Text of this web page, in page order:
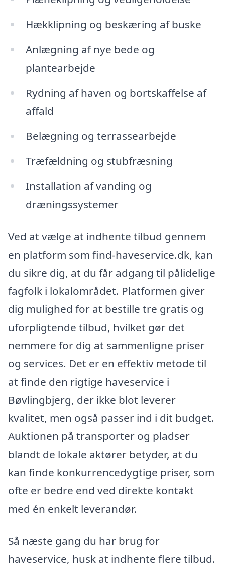
Hækklipning og beskæring af buske
Anlægning af nye bede og
plantearbejde
Rydning af haven og bortskaffelse af
affald
Belægning og terrassearbejde
Træfældning og stubfræsning
Installation af vanding og
dræningssystemer
Ved at vælge at indhente tilbud gennem
en platform som find-haveservice.dk, kan
du sikre dig, at du får adgang til pålidelige
fagfolk i lokalområdet. Platformen giver
dig mulighed for at bestille tre gratis og
uforpligtende tilbud, hvilket gør det
nemmere for dig at sammenligne priser
og services. Det er en effektiv metode til
at finde den rigtige haveservice i
Bøvlingbjerg, der ikke blot leverer
kvalitet, men også passer ind i dit budget.
Auktionen på transporter og pladser
blandt de lokale aktører betyder, at du
kan finde konkurrencedygtige priser, som
ofte er bedre end ved direkte kontakt
med én enkelt leverandør.
Så næste gang du har brug for
haveservice, husk at indhente flere tilbud.